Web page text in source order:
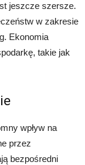
jeszcze szersze.
w zakresie
Ekonomia
takie jak
wpływ na
przez
bezpośredni